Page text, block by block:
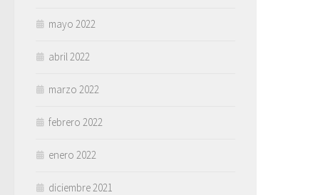
mayo 2022
abril 2022
marzo 2022
febrero 2022
enero 2022
diciembre 2021